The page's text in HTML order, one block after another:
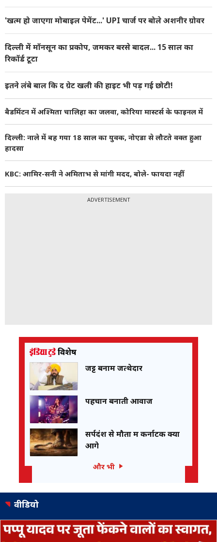
'खत्‍म हो जाएगा मोबाइल पेमेंट...' UPI चार्ज पर बोले अशनीर ग्रोवर
दिल्ली में मॉनसून का प्रकोप, जमकर बरसे बादल... 15 साल का
रिकॉर्ड टूटा
इतने लंबे बाल कि द ग्रेट खली की हाइट भी पड़ गई छोटी!
बैडमिंटन में अश्मिता चालिहा का जलवा, कोरिया मास्टर्स के फाइनल में
दिल्ली: नाले में बह गया 18 साल का युवक, नोएडा से लौटते वक्त हुआ
हादसा
KBC: आमिर-सनी ने अमिताभ से मांगी मदद, बोले- फायदा नहीं
ADVERTISEMENT
जट्ट बनाम जत्थेदार
पहचान बनाती आवाज
सर्पदंश से मौतों में कर्नाटक क्यों
आगे
और भी
वीडियो